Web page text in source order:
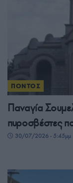
ΠΟΝΤΟΣ
Παναγία
πυροσβέστες
30/07/2026 - 5:45μμ